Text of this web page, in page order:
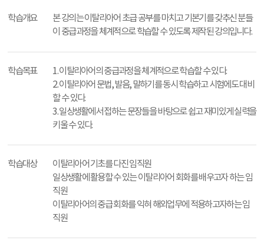
학습개요
본 강의는 이탈리아어 초급 공부를 마치고 기본기를 갖추신 분들
이 중급과정을 체계적으로 학습할 수 있도록 제작된 강의입니다.
학습목표
1. 이탈리아어의 중급과정을 체계적으로 학습할 수 있다.
2. 이탈리아어 문법, 발음, 말하기를 동시 학습하고 시험에도 대비
할 수 있다.
3. 일상생활에서 접하는 문장들을 바탕으로 쉽고 재미있게 실력을
키울 수 있다.
학습대상
이탈리아어 기초를 다진 임직원
일상생활에 활용할 수 있는 이탈리아어 회화를 배우고자 하는 임
직원
이탈리아어의 중급 회화를 익혀 해외업무에 적용하고자하는 임
직원